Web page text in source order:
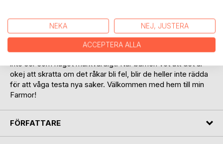
I "Min snabba Farmor" händer det många knasiga saker i
den lilla stugan på landet. Vi får lära oss att det är okej att
man råkar trampa i klaveret och att det faktiskt kan glädja
andra till på köpet! Ofta lägger barn märke till saker vi vuxna
inte ser som något märkvärdigt. När barnen vet att det är
okej att skratta om det råkar bli fel, blir de heller inte rädda
för att våga testa nya saker. Välkommen med hem till min
Farmor!
FÖRFATTARE
NEKA NEJ, JUSTERA
ACCEPTERA ALLA